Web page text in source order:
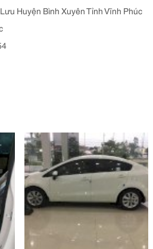
Huyện Bình Xuyên Tỉnh Vĩnh Phúc